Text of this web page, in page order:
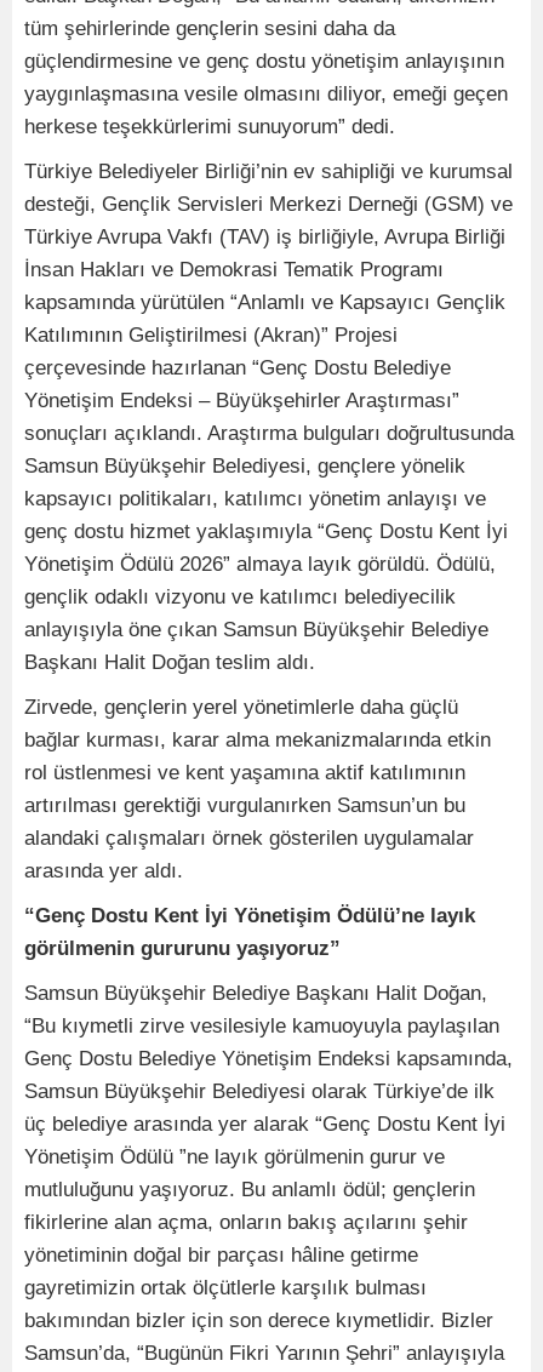
tüm şehirlerinde gençlerin sesini daha da
güçlendirmesine ve genç dostu yönetişim anlayışının
yaygınlaşmasına vesile olmasını diliyor, emeği geçen
herkese teşekkürlerimi sunuyorum” dedi.
Türkiye Belediyeler Birliği’nin ev sahipliği ve kurumsal
desteği, Gençlik Servisleri Merkezi Derneği (GSM) ve
Türkiye Avrupa Vakfı (TAV) iş birliğiyle, Avrupa Birliği
İnsan Hakları ve Demokrasi Tematik Programı
kapsamında yürütülen “Anlamlı ve Kapsayıcı Gençlik
Katılımının Geliştirilmesi (Akran)” Projesi
çerçevesinde hazırlanan “Genç Dostu Belediye
Yönetişim Endeksi – Büyükşehirler Araştırması”
sonuçları açıklandı. Araştırma bulguları doğrultusunda
Samsun Büyükşehir Belediyesi, gençlere yönelik
kapsayıcı politikaları, katılımcı yönetim anlayışı ve
genç dostu hizmet yaklaşımıyla “Genç Dostu Kent İyi
Yönetişim Ödülü 2026” almaya layık görüldü. Ödülü,
gençlik odaklı vizyonu ve katılımcı belediyecilik
anlayışıyla öne çıkan Samsun Büyükşehir Belediye
Başkanı Halit Doğan teslim aldı.
Zirvede, gençlerin yerel yönetimlerle daha güçlü
bağlar kurması, karar alma mekanizmalarında etkin
rol üstlenmesi ve kent yaşamına aktif katılımının
artırılması gerektiği vurgulanırken Samsun’un bu
alandaki çalışmaları örnek gösterilen uygulamalar
arasında yer aldı.
“Genç Dostu Kent İyi Yönetişim Ödülü’ne layık
görülmenin gururunu yaşıyoruz”
Samsun Büyükşehir Belediye Başkanı Halit Doğan,
“Bu kıymetli zirve vesilesiyle kamuoyuyla paylaşılan
Genç Dostu Belediye Yönetişim Endeksi kapsamında,
Samsun Büyükşehir Belediyesi olarak Türkiye’de ilk
üç belediye arasında yer alarak “Genç Dostu Kent İyi
Yönetişim Ödülü ”ne layık görülmenin gurur ve
mutluluğunu yaşıyoruz. Bu anlamlı ödül; gençlerin
fikirlerine alan açma, onların bakış açılarını şehir
yönetiminin doğal bir parçası hâline getirme
gayretimizin ortak ölçütlerle karşılık bulması
bakımından bizler için son derece kıymetlidir. Bizler
Samsun’da, “Bugünün Fikri Yarının Şehri” anlayışıyla